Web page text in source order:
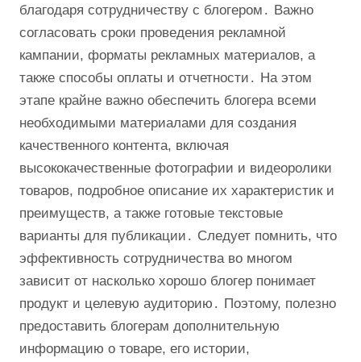
благодаря сотрудничеству с блогером․ Важно
согласовать сроки проведения рекламной
кампании, форматы рекламных материалов, а
также способы оплаты и отчетности․ На этом
этапе крайне важно обеспечить блогера всеми
необходимыми материалами для создания
качественного контента, включая
высококачественные фотографии и видеоролики
товаров, подробное описание их характеристик и
преимуществ, а также готовые текстовые
варианты для публикации․ Следует помнить, что
эффективность сотрудничества во многом
зависит от насколько хорошо блогер понимает
продукт и целевую аудиторию․ Поэтому, полезно
предоставить блогерам дополнительную
информацию о товаре, его истории,